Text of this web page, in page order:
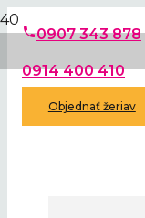
phone0907 343 878
0914 400 410
Objednať žeriav